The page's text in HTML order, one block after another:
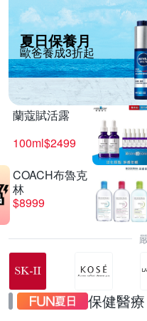
夏日保養月
歐爸養成3折起
蘭蔻賦活露
100ml$2499
COACH布魯克
林
$8999
保健醫療